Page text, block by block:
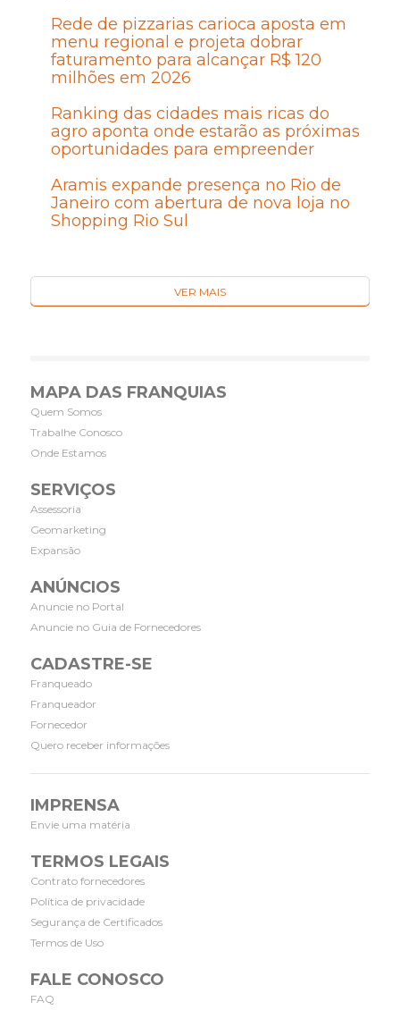
Rede de pizzarias carioca aposta em
menu regional e projeta dobrar
faturamento para alcançar R$ 120
milhões em 2026
Ranking das cidades mais ricas do
agro aponta onde estarão as próximas
oportunidades para empreender
Aramis expande presença no Rio de
Janeiro com abertura de nova loja no
Shopping Rio Sul
VER MAIS
MAPA DAS FRANQUIAS
Quem Somos
Trabalhe Conosco
Onde Estamos
SERVIÇOS
Assessoria
Geomarketing
Expansão
ANÚNCIOS
Anuncie no Portal
Anuncie no Guia de Fornecedores
CADASTRE-SE
Franqueado
Franqueador
Fornecedor
Quero receber informações
IMPRENSA
Envie uma matéria
TERMOS LEGAIS
Contrato fornecedores
Política de privacidade
Segurança de Certificados
Termos de Uso
FALE CONOSCO
FAQ